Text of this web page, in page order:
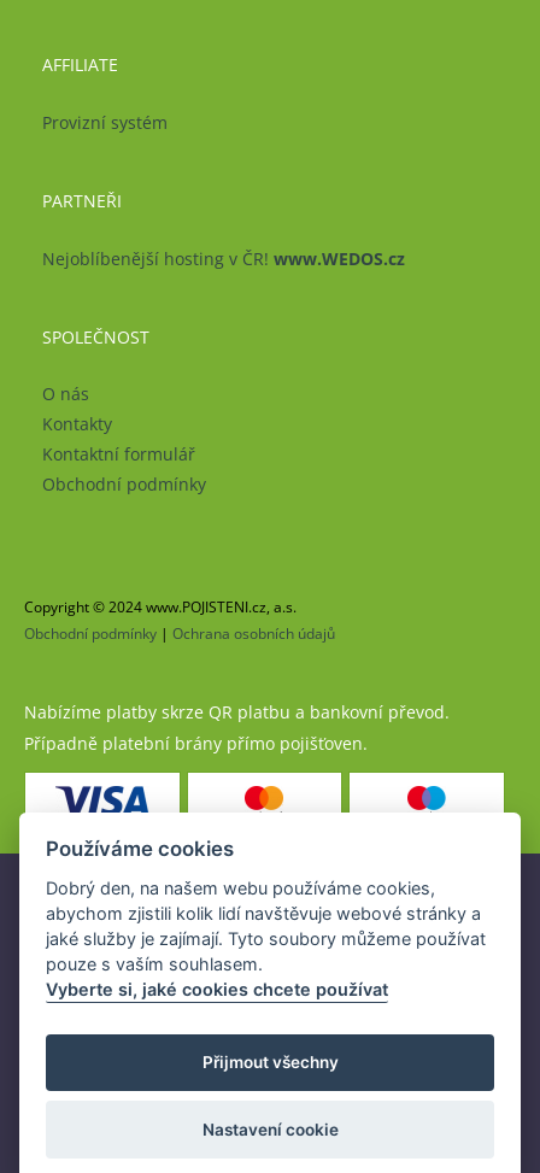
AFFILIATE
Provizní systém
PARTNEŘI
Nejoblíbenější hosting v ČR! www.WEDOS.cz
SPOLEČNOST
O nás
Kontakty
Kontaktní formulář
Obchodní podmínky
Copyright © 2024 www.POJISTENI.cz, a.s.
Obchodní podmínky | Ochrana osobních údajů
Nabízíme platby skrze QR platbu a bankovní převod.
Případně platební brány přímo pojišťoven.
Pojistné produkty jsou nabízeny společností
www.POJISTENI.cz, a.s. na základě platné licence České
národní banky (ČNB).
Licence ČNB umožňuje www.POJISTENI.cz, a.s. poskytovat
v ČR.
Používáme cookies
Dobrý den, na našem webu používáme cookies,
abychom zjistili kolik lidí navštěvuje webové stránky a
jaké služby je zajímají. Tyto soubory můžeme používat
pouze s vaším souhlasem.
Vyberte si, jaké cookies chcete používat
Přijmout všechny
Nastavení cookie